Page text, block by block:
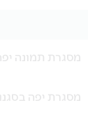
מסגרת תמונה
מסגרת יפה